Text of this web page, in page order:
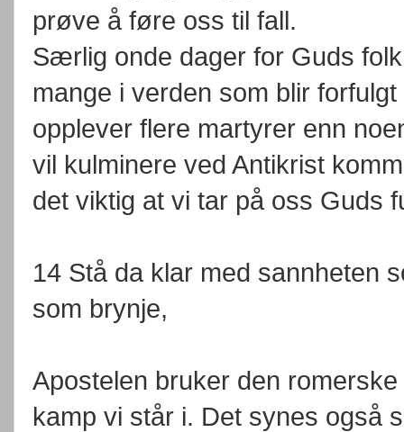
prøve å føre oss til fall.
Særlig onde dager for Guds
mange i verden som blir
opplever flere martyrer enn
vil kulminere ved Antikrist
det viktig at vi tar på oss Guds
14 Stå da klar med sannheten
som brynje,
Apostelen bruker den
kamp vi står i. Det synes også